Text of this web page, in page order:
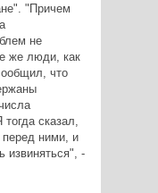
"Причем
не
же люди, как
что
тогда сказал,
перед ними, и
извиняться", -